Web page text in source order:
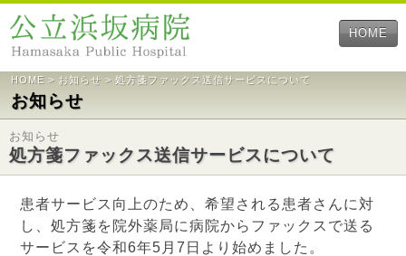
HOME
HOME > お知らせ > 処方箋ファックス送信サービスについて
お知らせ
お知らせ
処方箋ファックス送信サービスについて
患者サービス向上のため、希望される患者さんに対
し、処方箋を院外薬局に病院からファックスで送る
サービスを令和6年5月7日より始めました。